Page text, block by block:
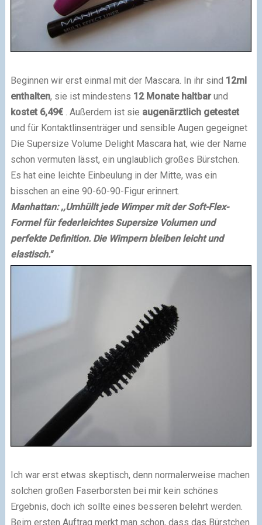
Beginnen wir erst einmal mit der Mascara. In ihr sind 12ml
enthalten, sie ist mindestens 12 Monate haltbarund
kostet 6,49€. Außerdem ist sie augenärztlich getestet
und für Kontaktlinsenträger und sensible Augen gegeignet
Die Supersize Volume Delight Mascara hat, wie der Name
schon vermuten lässt, ein unglaublich großes Bürstchen.
Es hat eine leichte Einbeulung in der Mitte, was ein
bisschen an eine 90-60-90-Figur erinnert.
Manhattan: ,,Umhüllt jede Wimper mit der Soft-Flex-
Formel für federleichtes Supersize Volumen und
perfekte Definition. Die Wimpern bleiben leicht und
elastisch."
Ich war erst etwas skeptisch, denn normalerweise machen
solchen großen Faserborsten bei mir kein schönes
Ergebnis, doch ich sollte eines besseren belehrt werden.
Beim ersten Auftrag merkt man schon, dass das Bürstchen